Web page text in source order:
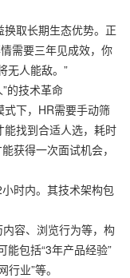
换取长期生态优势。正
需要三年见成效，你
无人能敌。”
的技术革命
式下，HR需要手动筛
找到合适人选，耗时
获得一次面试机会，
时内。其技术架构包
容、浏览行为等，构
能包括“3年产品经验”
业”等。